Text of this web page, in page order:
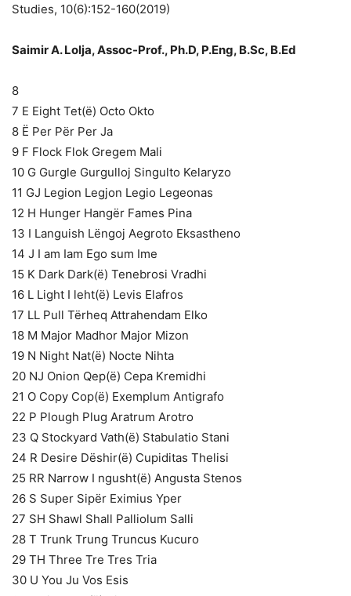
Studies, 10(6):152-160(2019)
Saimir A. Lolja, Assoc-Prof., Ph.D, P.Eng, B.Sc, B.Ed
8
7 E Eight Tet(ë) Octo Okto
8 Ë Per Për Per Ja
9 F Flock Flok Gregem Mali
10 G Gurgle Gurgulloj Singulto Kelaryzo
11 GJ Legion Legjon Legio Legeonas
12 H Hunger Hangër Fames Pina
13 I Languish Lëngoj Aegroto Eksastheno
14 J I am Iam Ego sum Ime
15 K Dark Dark(ë) Tenebrosi Vradhi
16 L Light I leht(ë) Levis Elafros
17 LL Pull Tërheq Attrahendam Elko
18 M Major Madhor Major Mizon
19 N Night Nat(ë) Nocte Nihta
20 NJ Onion Qep(ë) Cepa Kremidhi
21 O Copy Cop(ë) Exemplum Antigrafo
22 P Plough Plug Aratrum Arotro
23 Q Stockyard Vath(ë) Stabulatio Stani
24 R Desire Dëshir(ë) Cupiditas Thelisi
25 RR Narrow I ngusht(ë) Angusta Stenos
26 S Super Sipër Eximius Yper
27 SH Shawl Shall Palliolum Salli
28 T Trunk Trung Truncus Kucuro
29 TH Three Tre Tres Tria
30 U You Ju Vos Esis